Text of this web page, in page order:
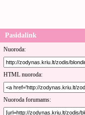
Pasidalink
Nuoroda:
HTML nuoroda:
Nuoroda forumams: